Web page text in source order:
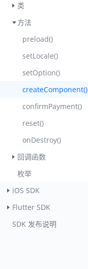
类
方法
preload()
setLocale()
setOption()
createComponent()
confirmPayment()
reset()
onDestroy()
回调函数
枚举
iOS SDK
Flutter SDK
SDK 发布说明